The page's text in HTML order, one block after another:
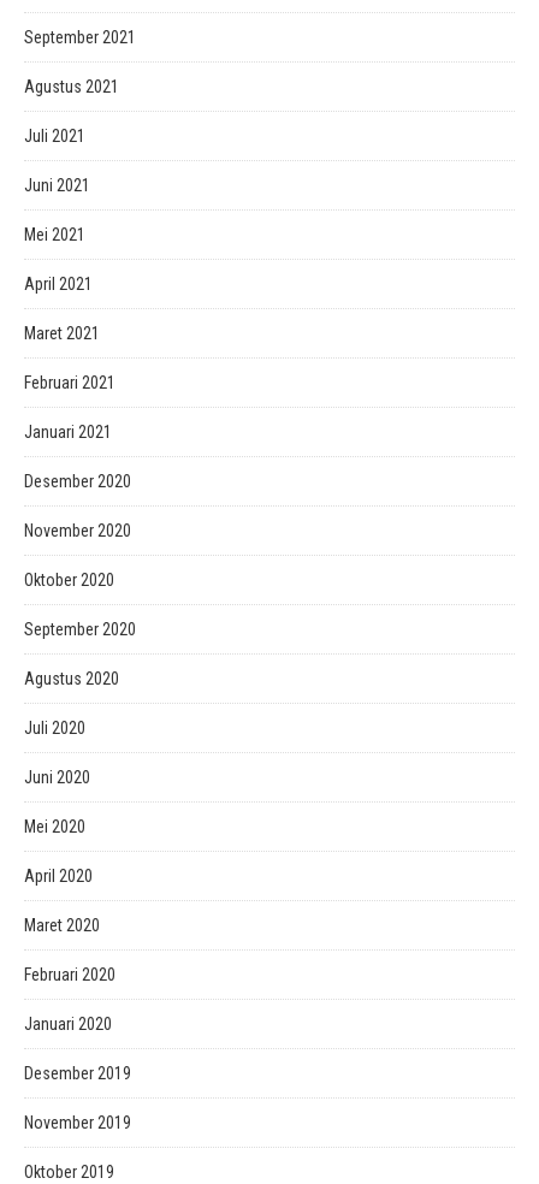
September 2021
Agustus 2021
Juli 2021
Juni 2021
Mei 2021
April 2021
Maret 2021
Februari 2021
Januari 2021
Desember 2020
November 2020
Oktober 2020
September 2020
Agustus 2020
Juli 2020
Juni 2020
Mei 2020
April 2020
Maret 2020
Februari 2020
Januari 2020
Desember 2019
November 2019
Oktober 2019